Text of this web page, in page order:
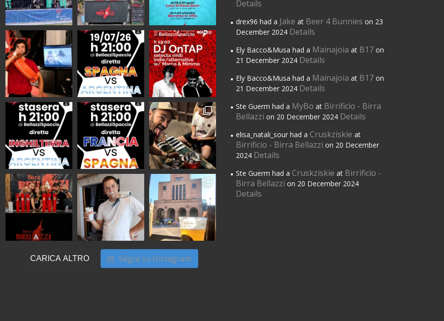
CARICA ALTRO Segui su Instagram
Details
drex96 had a Jake at Beer 4 Bunnies on 23
December 2024 Details
Ely Bacco&Musa had a Mainajoia at B17 on
21 December 2024 Details
Ely Bacco&Musa had a Mainajoia at B17 on
21 December 2024 Details
Ste Guerm had a MyBo at Birrificio - Birra
Bellazzi on 20 December 2024 Details
elisa_natali_sour had a Cruskziskie at
Birrificio - Birra Bellazzi on 20 December
2024 Details
Ste Guerm had a Cruskziskie at Birrificio -
Birra Bellazzi on 20 December 2024
Details